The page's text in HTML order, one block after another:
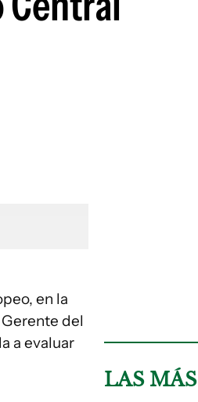
en la
del
a evaluar
LAS